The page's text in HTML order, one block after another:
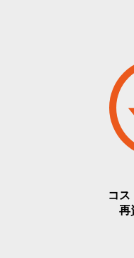
コス
再